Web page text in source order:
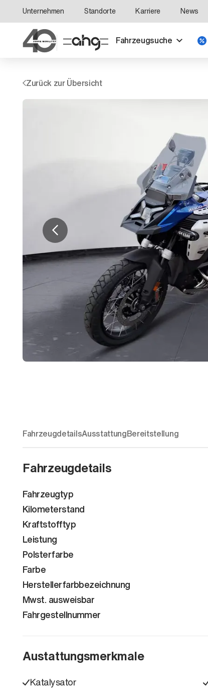
Unternehmen Standorte Karriere News
Fahrzeugsuche
Zurück zur Übersicht
FahrzeugdetailsAusstattungBereitstellung
Fahrzeugdetails
Fahrzeugtyp
Kilometerstand
Kraftstofftyp
Leistung
Polsterfarbe
Farbe
Herstellerfarbbezeichnung
Mwst. ausweisbar
Fahrgestellnummer
Austattungsmerkmale
Katalysator